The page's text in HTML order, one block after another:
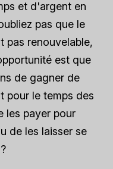
et d'argent en
pas que le
pas renouvelable,
est que
de gagner de
pour le temps des
les payer pour
de les laisser se